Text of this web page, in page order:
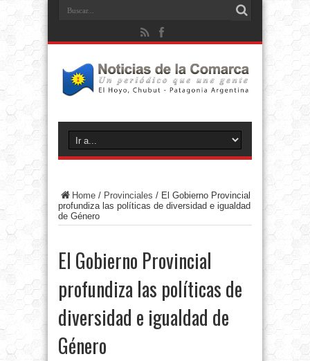
Home / Provinciales / El Gobierno Provincial
profundiza las políticas de diversidad e igualdad
de Género
El Gobierno Provincial
profundiza las políticas de
diversidad e igualdad de
Género